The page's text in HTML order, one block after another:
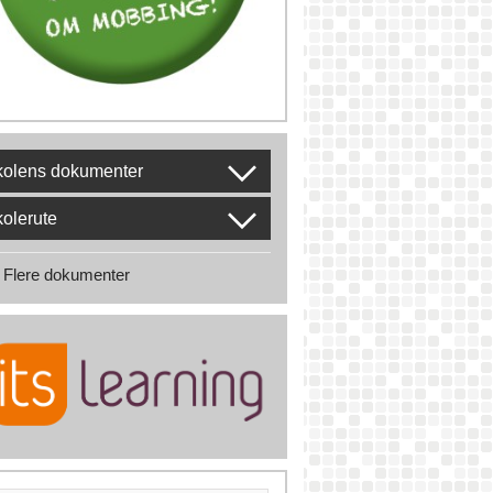
dokumenter
Flere dokumenter